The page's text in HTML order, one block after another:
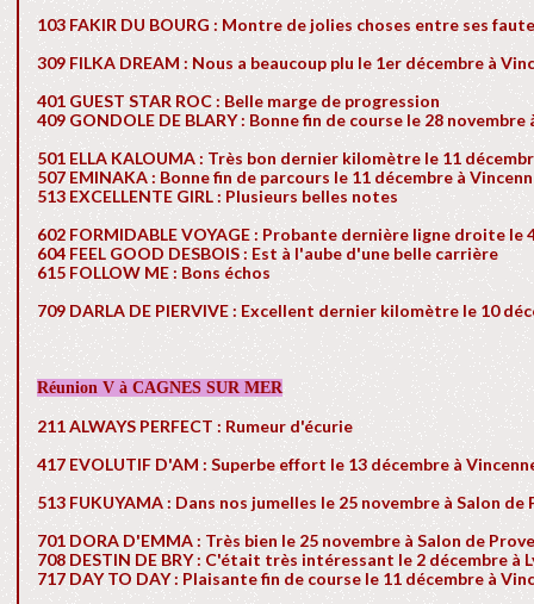
103 FAKIR DU BOURG : Montre de jolies choses entre ses
309 FILKA DREAM : Nous a beaucoup plu le 1er décembre à
401 GUEST STAR ROC : Belle marge de progression
409 GONDOLE DE BLARY : Bonne fin de course le 28 novembre
501 ELLA KALOUMA : Très bon dernier kilomètre le 11
507 EMINAKA : Bonne fin de parcours le 11 décembre à
513 EXCELLENTE GIRL : Plusieurs belles notes
602 FORMIDABLE VOYAGE : Probante dernière ligne droite le
604 FEEL GOOD DESBOIS : Est à l'aube d'une belle carrière
615 FOLLOW ME : Bons échos
709 DARLA DE PIERVIVE : Excellent dernier kilomètre le 10
Réunion V à CAGNES SUR MER
211 ALWAYS PERFECT : Rumeur d'écurie
417 EVOLUTIF D'AM : Superbe effort le 13 décembre à
513 FUKUYAMA : Dans nos jumelles le 25 novembre à Salon de
701 DORA D'EMMA : Très bien le 25 novembre à Salon de
708 DESTIN DE BRY : C'était très intéressant le 2 décembre à
717 DAY TO DAY : Plaisante fin de course le 11 décembre à